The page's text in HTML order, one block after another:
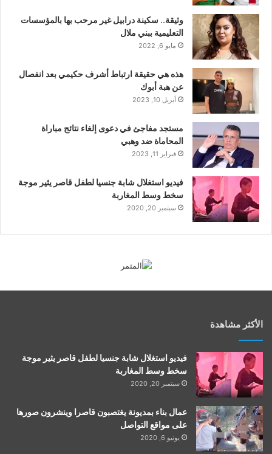
وثيقة.. سكينة درابيل غير مرحب بها بالمؤسسات
التعليمية ببني ملال
مايو 6, 2022
هذه هي حقيقة ارتباط أشرف حكيمي بعد انفصال
عن هبة أبوك
أبريل 10, 2023
مستجد مفاجئ في دعوى إلغاء نتائج مباراة
المحاماة ضد وهبي
فبراير 11, 2023
فيديو استغلال شابة جنسيا لطفل قاصر يثير موجة
سخط وسط المغاربة
سبتمبر 20, 2020
الأكثر مشاهدة
فيديو استغلال شابة جنسيا لطفل قاصر يثير موجة
سخط وسط المغاربة
سبتمبر 20, 2020
عمال بناء بمديونة يغتصبون قاصرا وينشرون صورها
على مواقع التواصل
يونيو 6, 2020